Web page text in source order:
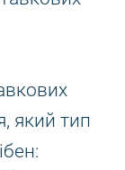
який тип